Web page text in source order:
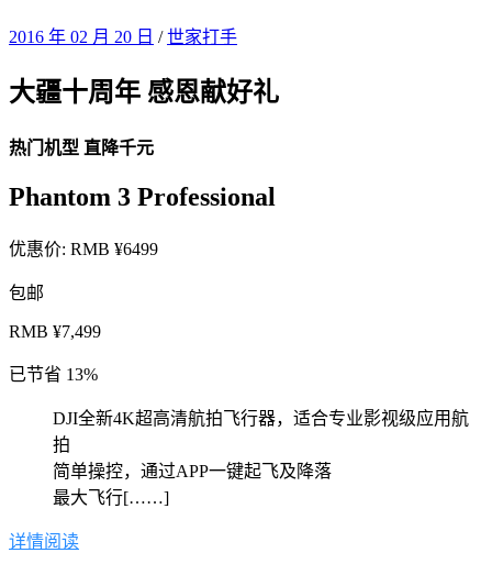
2016 年 02 月 20 日 /世家打手
大疆十周年 感恩献好礼
热门机型 直降千元
Phantom 3 Professional
优惠价: RMB ¥6499
包邮
RMB ¥7,499
已节省 13%
DJI全新4K超高清航拍飞行器，适合专业影视级应用航
拍
简单操控，通过APP一键起飞及降落
最大飞行[……]
详情阅读